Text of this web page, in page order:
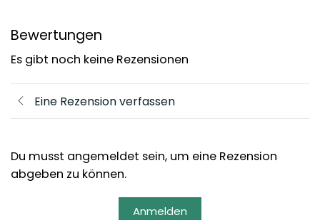
Bewertungen
Es gibt noch keine Rezensionen
Eine Rezension verfassen
Du musst angemeldet sein, um eine Rezension
abgeben zu können.
Anmelden